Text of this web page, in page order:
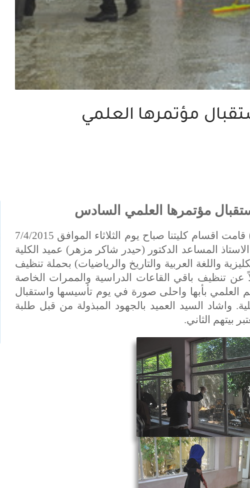
مؤتمرها العلمي
مؤتمرها العلمي السادس
تحت شعار (من اجل بيئة جامعية نظيفة) قامت اقسام كليتنا صباح يوم الثلاثاء الموافق 7/4/2015
المساعد الدكتور (حيدر شاكر مزهر) عميد الكلية
واللغة العربية والتاريخ والرياضيات) بحملة تنظيف
عن تنظيف باقي القاعات الدراسية والممرات الخاصة
بأبها واحلى صورة في يوم تأسيسها واستقبال
واشاد السيد العميد بالجهود المبذولة من قبل طلبة
بيتهم الثاني.